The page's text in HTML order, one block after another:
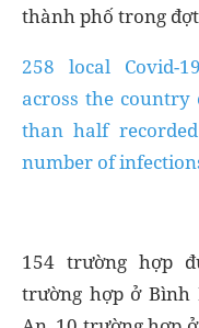
thành phố trong
258 local Covid-
across the
than half
number of
154 trường hợp
trường hợp ở Bình